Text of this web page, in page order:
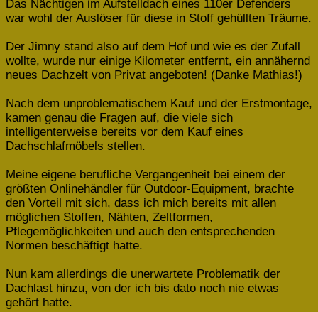
Das Nächtigen im Aufstelldach eines 110er Defenders
war wohl der Auslöser für diese in Stoff gehüllten Träume.
Der Jimny stand also auf dem Hof und wie es der Zufall
wollte, wurde nur einige Kilometer entfernt, ein annähernd
neues Dachzelt von Privat angeboten! (Danke Mathias!)
Nach dem unproblematischem Kauf und der Erstmontage,
kamen genau die Fragen auf, die viele sich
intelligenterweise bereits vor dem Kauf eines
Dachschlafmöbels stellen.
Meine eigene berufliche Vergangenheit bei einem der
größten Onlinehändler für Outdoor-Equipment, brachte
den Vorteil mit sich, dass ich mich bereits mit allen
möglichen Stoffen, Nähten, Zeltformen,
Pflegemöglichkeiten und auch den entsprechenden
Normen beschäftigt hatte.
Nun kam allerdings die unerwartete Problematik der
Dachlast hinzu, von der ich bis dato noch nie etwas
gehört hatte.